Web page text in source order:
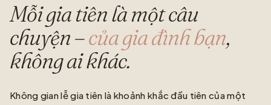
Mỗi gia tiên là một câu
chuyện –của gia đình bạn,
không ai khác.
Không gian lễ gia tiên là khoảnh khắc đầu tiên của một